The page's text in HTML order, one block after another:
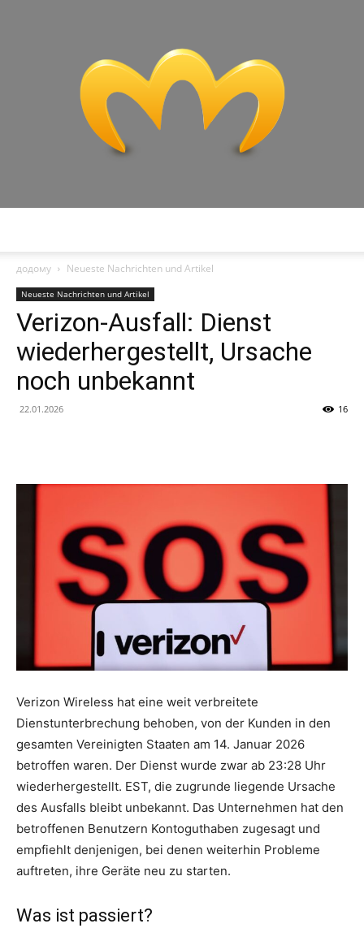
додому
Neueste Nachrichten und Artikel
Neueste Nachrichten und Artikel
Verizon-Ausfall: Dienst
wiederhergestellt, Ursache
noch unbekannt
22.01.2026 16
Verizon Wireless hat eine weit verbreitete
Dienstunterbrechung behoben, von der Kunden in den
gesamten Vereinigten Staaten am 14. Januar 2026
betroffen waren. Der Dienst wurde zwar ab 23:28 Uhr
wiederhergestellt. EST, die zugrunde liegende Ursache
des Ausfalls bleibt unbekannt. Das Unternehmen hat den
betroffenen Benutzern Kontoguthaben zugesagt und
empfiehlt denjenigen, bei denen weiterhin Probleme
auftreten, ihre Geräte neu zu starten.
Was ist passiert?